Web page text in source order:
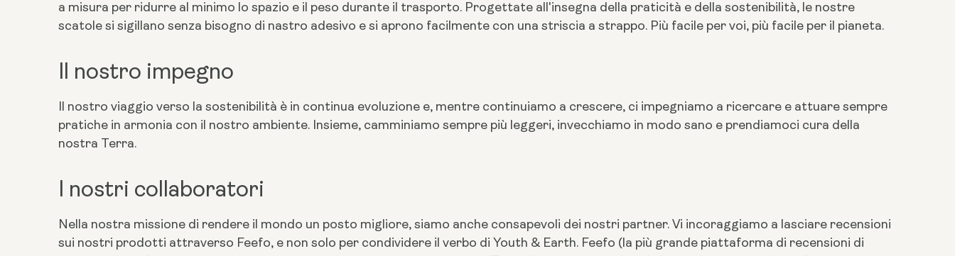
a misura per ridurre al minimo lo spazio e il peso durante il trasporto. Progettate all'insegna della praticità e della sostenibilità, le nostre
scatole si sigillano senza bisogno di nastro adesivo e si aprono facilmente con una striscia a strappo. Più facile per voi, più facile per il pianeta.
Il nostro impegno
Il nostro viaggio verso la sostenibilità è in continua evoluzione e, mentre continuiamo a crescere, ci impegniamo a ricercare e attuare sempre
pratiche in armonia con il nostro ambiente. Insieme, camminiamo sempre più leggeri, invecchiamo in modo sano e prendiamoci cura della
nostra Terra.
I nostri collaboratori
Nella nostra missione di rendere il mondo un posto migliore, siamo anche consapevoli dei nostri partner. Vi incoraggiamo a lasciare recensioni
sui nostri prodotti attraverso Feefo, e non solo per condividere il verbo di Youth & Earth. Feefo (la più grande piattaforma di recensioni di